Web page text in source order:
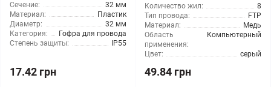
Сечение:
32 мм
Материал:
Пластик
Диаметр:
32 мм
Категория:
Гофра для провода
Степень защиты:
IP55
17.42 грн
Количество жил:
8
Тип провода:
FTP
Материал:
Медь
Область
применения:
Компьютерный
Цвет: серый
49.84 грн